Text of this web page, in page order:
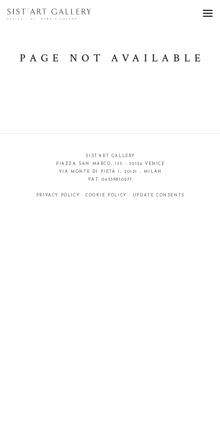
PAGE NOT AVAILABLE
SIST’ART GALLERY
PIAZZA SAN MARCO, 135 - 30124 VENICE
VIA MONTE DI PIETÀ 1, 20121 - MILAN
VAT: 04539810277
PRIVACY POLICY ·COOKIE POLICY · UPDATE CONSENTS